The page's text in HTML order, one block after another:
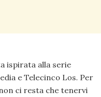
ispirata alla serie
e Telecinco Los. Per
ci resta che tenervi